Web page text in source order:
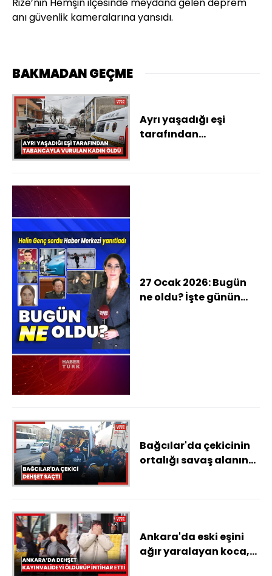
anı güvenlik kameralarına yansıdı.
BAKMADAN GEÇME
Ayrı yaşadığı eşi
tarafından
27 Ocak 2026: Bugün
ne oldu? İşte günün
Bağcılar'da çekicinin
ortalığı savaş alanına
Ankara'da eski eşini
ağır yaralayan koca,